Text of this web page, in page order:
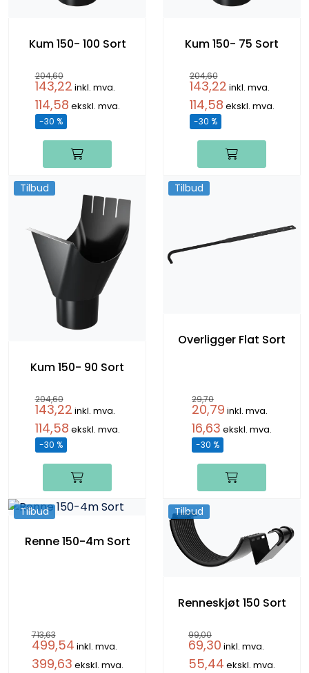
Kum 150- 100 Sort
204,60
143,22 inkl. mva.
114,58 ekskl. mva.
-30 %
Kum 150- 75 Sort
204,60
143,22 inkl. mva.
114,58 ekskl. mva.
-30 %
Tilbud
Kum 150- 90 Sort
204,60
143,22 inkl. mva.
114,58 ekskl. mva.
-30 %
Tilbud
Overligger Flat Sort
29,70
20,79 inkl. mva.
16,63 ekskl. mva.
-30 %
Tilbud
Renne 150-4m Sort
713,63
499,54 inkl. mva.
399,63 ekskl. mva.
Tilbud
Renneskjøt 150 Sort
99,00
69,30 inkl. mva.
55,44 ekskl. mva.